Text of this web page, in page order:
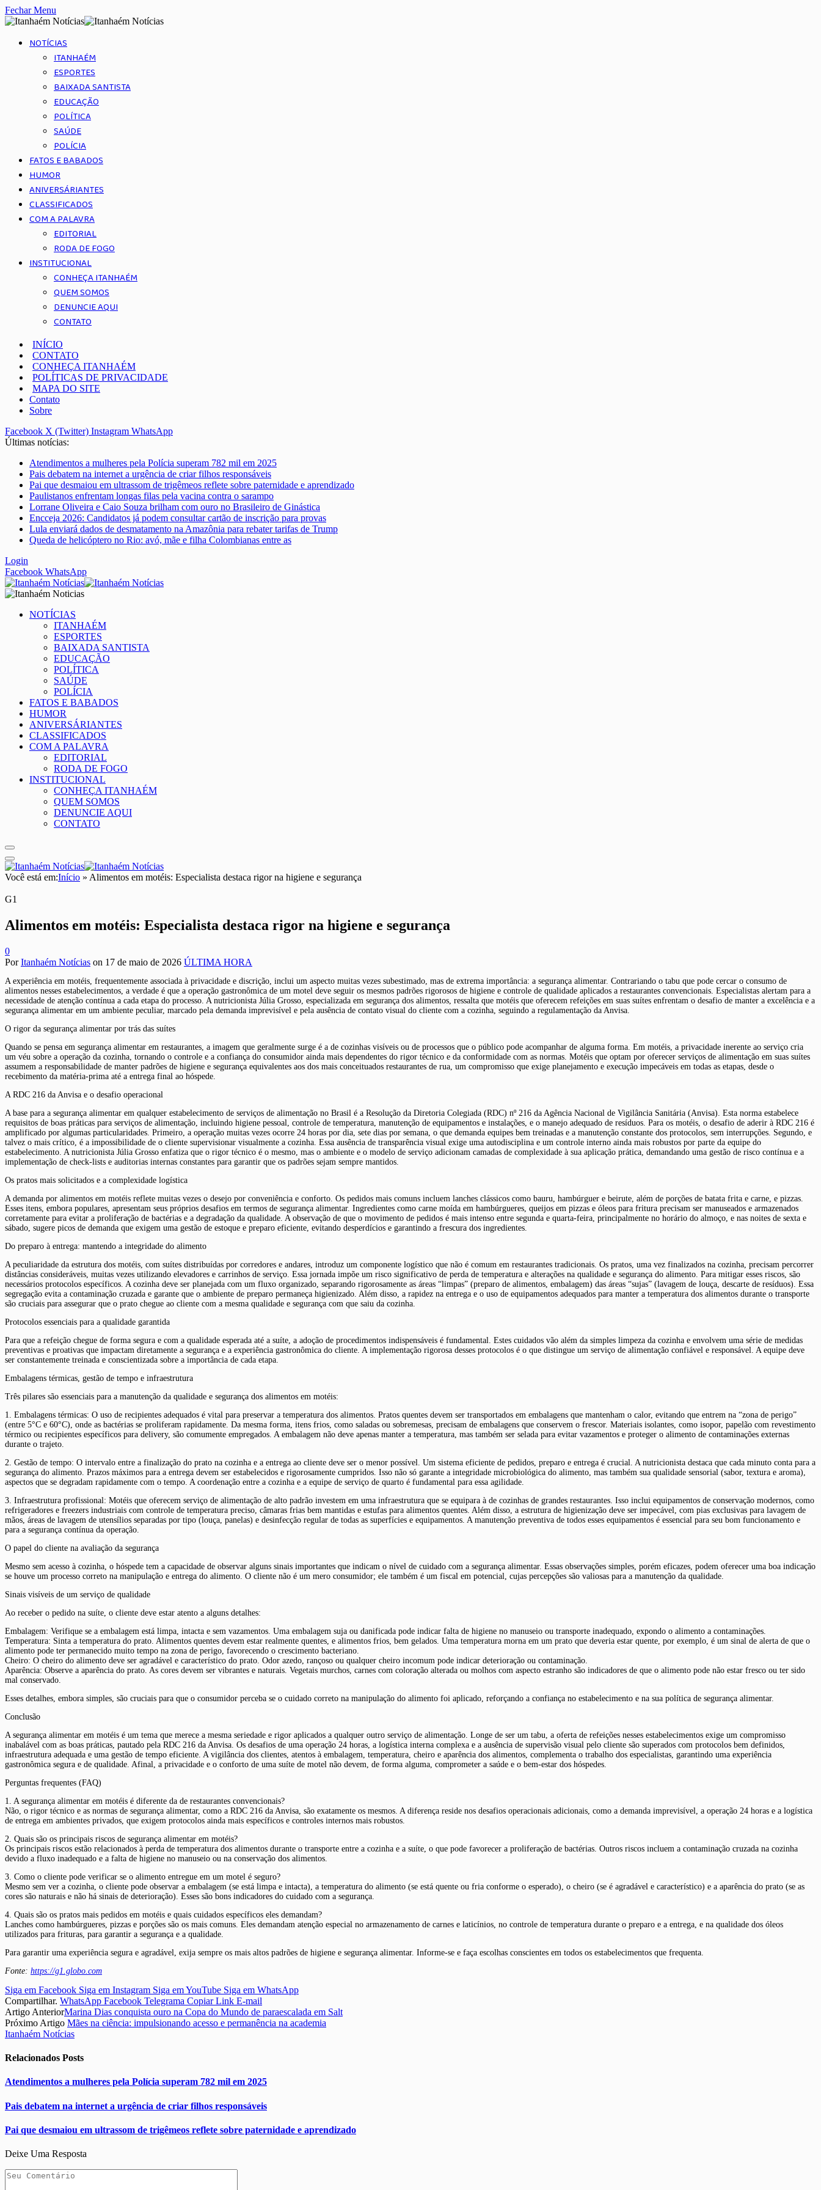
Fechar Menu
NOTÍCIAS
ITANHAÉM
ESPORTES
BAIXADA SANTISTA
EDUCAÇÃO
POLÍTICA
SAÚDE
POLÍCIA
FATOS E BABADOS
HUMOR
ANIVERSÁRIANTES
CLASSIFICADOS
COM A PALAVRA
EDITORIAL
RODA DE FOGO
INSTITUCIONAL
CONHEÇA ITANHAÉM
QUEM SOMOS
DENUNCIE AQUI
CONTATO
INÍCIO
CONTATO
CONHEÇA ITANHAÉM
POLÍTICAS DE PRIVACIDADE
MAPA DO SITE
Contato
Sobre
Facebook X (Twitter) Instagram WhatsApp
Últimas notícias:
Atendimentos a mulheres pela Polícia superam 782 mil em 2025
Pais debatem na internet a urgência de criar filhos responsáveis
Pai que desmaiou em ultrassom de trigêmeos reflete sobre paternidade e aprendizado
Paulistanos enfrentam longas filas pela vacina contra o sarampo
Lorrane Oliveira e Caio Souza brilham com ouro no Brasileiro de Ginástica
Encceja 2026: Candidatos já podem consultar cartão de inscrição para provas
Lula enviará dados de desmatamento na Amazônia para rebater tarifas de Trump
Queda de helicóptero no Rio: avó, mãe e filha Colombianas entre as
Login
Facebook WhatsApp
NOTÍCIAS
ITANHAÉM
ESPORTES
BAIXADA SANTISTA
EDUCAÇÃO
POLÍTICA
SAÚDE
POLÍCIA
FATOS E BABADOS
HUMOR
ANIVERSÁRIANTES
CLASSIFICADOS
COM A PALAVRA
EDITORIAL
RODA DE FOGO
INSTITUCIONAL
CONHEÇA ITANHAÉM
QUEM SOMOS
DENUNCIE AQUI
CONTATO
Você está em:Início » Alimentos em motéis: Especialista destaca rigor na higiene e segurança
G1
Alimentos em motéis: Especialista destaca rigor na higiene e segurança
0
PorItanhaém Notícias on 17 de maio de 2026 ÚLTIMA HORA
A experiência em motéis, frequentemente associada à privacidade e discrição, inclui um aspecto muitas vezes subestimado, mas de extrema importância: a segurança alimentar. Contrariando o tabu que pode cercar o consumo de
alimentos nesses estabelecimentos, a verdade é que a operação gastronômica de um motel deve seguir os mesmos padrões rigorosos de higiene e controle de qualidade aplicados a restaurantes convencionais. Especialistas alertam para a
necessidade de atenção contínua a cada etapa do processo. A nutricionista Júlia Grosso, especializada em segurança dos alimentos, ressalta que motéis que oferecem refeições em suas suítes enfrentam o desafio de manter a excelência e a
segurança alimentar em um ambiente peculiar, marcado pela demanda imprevisível e pela ausência de contato visual do cliente com a cozinha, seguindo a regulamentação da Anvisa.
O rigor da segurança alimentar por trás das suítes
Quando se pensa em segurança alimentar em restaurantes, a imagem que geralmente surge é a de cozinhas visíveis ou de processos que o público pode acompanhar de alguma forma. Em motéis, a privacidade inerente ao serviço cria
um véu sobre a operação da cozinha, tornando o controle e a confiança do consumidor ainda mais dependentes do rigor técnico e da conformidade com as normas. Motéis que optam por oferecer serviços de alimentação em suas suítes
assumem a responsabilidade de manter padrões de higiene e segurança equivalentes aos dos mais conceituados restaurantes de rua, um compromisso que exige planejamento e execução impecáveis em todas as etapas, desde o
recebimento da matéria-prima até a entrega final ao hóspede.
A RDC 216 da Anvisa e o desafio operacional
A base para a segurança alimentar em qualquer estabelecimento de serviços de alimentação no Brasil é a Resolução da Diretoria Colegiada (RDC) nº 216 da Agência Nacional de Vigilância Sanitária (Anvisa). Esta norma estabelece
requisitos de boas práticas para serviços de alimentação, incluindo higiene pessoal, controle de temperatura, manutenção de equipamentos e instalações, e o manejo adequado de resíduos. Para os motéis, o desafio de aderir à RDC 216 é
amplificado por algumas particularidades. Primeiro, a operação muitas vezes ocorre 24 horas por dia, sete dias por semana, o que demanda equipes bem treinadas e a manutenção constante dos protocolos, sem interrupções. Segundo, e
talvez o mais crítico, é a impossibilidade de o cliente supervisionar visualmente a cozinha. Essa ausência de transparência visual exige uma autodisciplina e um controle interno ainda mais robustos por parte da equipe do
estabelecimento. A nutricionista Júlia Grosso enfatiza que o rigor técnico é o mesmo, mas o ambiente e o modelo de serviço adicionam camadas de complexidade à sua aplicação prática, demandando uma gestão de risco contínua e a
implementação de check-lists e auditorias internas constantes para garantir que os padrões sejam sempre mantidos.
Os pratos mais solicitados e a complexidade logística
A demanda por alimentos em motéis reflete muitas vezes o desejo por conveniência e conforto. Os pedidos mais comuns incluem lanches clássicos como bauru, hambúrguer e beirute, além de porções de batata frita e carne, e pizzas.
Esses itens, embora populares, apresentam seus próprios desafios em termos de segurança alimentar. Ingredientes como carne moída em hambúrgueres, queijos em pizzas e óleos para fritura precisam ser manuseados e armazenados
corretamente para evitar a proliferação de bactérias e a degradação da qualidade. A observação de que o movimento de pedidos é mais intenso entre segunda e quarta-feira, principalmente no horário do almoço, e nas noites de sexta e
sábado, sugere picos de demanda que exigem uma gestão de estoque e preparo eficiente, evitando desperdícios e garantindo a frescura dos ingredientes.
Do preparo à entrega: mantendo a integridade do alimento
A peculiaridade da estrutura dos motéis, com suítes distribuídas por corredores e andares, introduz um componente logístico que não é comum em restaurantes tradicionais. Os pratos, uma vez finalizados na cozinha, precisam percorrer
distâncias consideráveis, muitas vezes utilizando elevadores e carrinhos de serviço. Essa jornada impõe um risco significativo de perda de temperatura e alterações na qualidade e segurança do alimento. Para mitigar esses riscos, são
necessários protocolos específicos. A cozinha deve ser planejada com um fluxo organizado, separando rigorosamente as áreas “limpas” (preparo de alimentos, embalagem) das áreas “sujas” (lavagem de louça, descarte de resíduos). Essa
segregação evita a contaminação cruzada e garante que o ambiente de preparo permaneça higienizado. Além disso, a rapidez na entrega e o uso de equipamentos adequados para manter a temperatura dos alimentos durante o transporte
são cruciais para assegurar que o prato chegue ao cliente com a mesma qualidade e segurança com que saiu da cozinha.
Protocolos essenciais para a qualidade garantida
Para que a refeição chegue de forma segura e com a qualidade esperada até a suíte, a adoção de procedimentos indispensáveis é fundamental. Estes cuidados vão além da simples limpeza da cozinha e envolvem uma série de medidas
preventivas e proativas que impactam diretamente a segurança e a experiência gastronômica do cliente. A implementação rigorosa desses protocolos é o que distingue um serviço de alimentação confiável e responsável. A equipe deve
ser constantemente treinada e conscientizada sobre a importância de cada etapa.
Embalagens térmicas, gestão de tempo e infraestrutura
Três pilares são essenciais para a manutenção da qualidade e segurança dos alimentos em motéis:
1. Embalagens térmicas: O uso de recipientes adequados é vital para preservar a temperatura dos alimentos. Pratos quentes devem ser transportados em embalagens que mantenham o calor, evitando que entrem na “zona de perigo”
(entre 5°C e 60°C), onde as bactérias se proliferam rapidamente. Da mesma forma, itens frios, como saladas ou sobremesas, precisam de embalagens que conservem o frescor. Materiais isolantes, como isopor, papelão com revestimento
térmico ou recipientes específicos para delivery, são comumente empregados. A embalagem não deve apenas manter a temperatura, mas também ser selada para evitar vazamentos e proteger o alimento de contaminações externas
durante o trajeto.
2. Gestão de tempo: O intervalo entre a finalização do prato na cozinha e a entrega ao cliente deve ser o menor possível. Um sistema eficiente de pedidos, preparo e entrega é crucial. A nutricionista destaca que cada minuto conta para a
segurança do alimento. Prazos máximos para a entrega devem ser estabelecidos e rigorosamente cumpridos. Isso não só garante a integridade microbiológica do alimento, mas também sua qualidade sensorial (sabor, textura e aroma),
aspectos que se degradam rapidamente com o tempo. A coordenação entre a cozinha e a equipe de serviço de quarto é fundamental para essa agilidade.
3. Infraestrutura profissional: Motéis que oferecem serviço de alimentação de alto padrão investem em uma infraestrutura que se equipara à de cozinhas de grandes restaurantes. Isso inclui equipamentos de conservação modernos, como
refrigeradores e freezers industriais com controle de temperatura preciso, câmaras frias bem mantidas e estufas para alimentos quentes. Além disso, a estrutura de higienização deve ser impecável, com pias exclusivas para lavagem de
mãos, áreas de lavagem de utensílios separadas por tipo (louça, panelas) e desinfecção regular de todas as superfícies e equipamentos. A manutenção preventiva de todos esses equipamentos é essencial para seu bom funcionamento e
para a segurança contínua da operação.
O papel do cliente na avaliação da segurança
Mesmo sem acesso à cozinha, o hóspede tem a capacidade de observar alguns sinais importantes que indicam o nível de cuidado com a segurança alimentar. Essas observações simples, porém eficazes, podem oferecer uma boa indicação
se houve um processo correto na manipulação e entrega do alimento. O cliente não é um mero consumidor; ele também é um fiscal em potencial, cujas percepções são valiosas para a manutenção da qualidade.
Sinais visíveis de um serviço de qualidade
Ao receber o pedido na suíte, o cliente deve estar atento a alguns detalhes:
Embalagem: Verifique se a embalagem está limpa, intacta e sem vazamentos. Uma embalagem suja ou danificada pode indicar falta de higiene no manuseio ou transporte inadequado, expondo o alimento a contaminações.
Temperatura: Sinta a temperatura do prato. Alimentos quentes devem estar realmente quentes, e alimentos frios, bem gelados. Uma temperatura morna em um prato que deveria estar quente, por exemplo, é um sinal de alerta de que o
alimento pode ter permanecido muito tempo na zona de perigo, favorecendo o crescimento bacteriano.
Cheiro: O cheiro do alimento deve ser agradável e característico do prato. Odor azedo, rançoso ou qualquer cheiro incomum pode indicar deterioração ou contaminação.
Aparência: Observe a aparência do prato. As cores devem ser vibrantes e naturais. Vegetais murchos, carnes com coloração alterada ou molhos com aspecto estranho são indicadores de que o alimento pode não estar fresco ou ter sido
mal conservado.
Esses detalhes, embora simples, são cruciais para que o consumidor perceba se o cuidado correto na manipulação do alimento foi aplicado, reforçando a confiança no estabelecimento e na sua política de segurança alimentar.
Conclusão
A segurança alimentar em motéis é um tema que merece a mesma seriedade e rigor aplicados a qualquer outro serviço de alimentação. Longe de ser um tabu, a oferta de refeições nesses estabelecimentos exige um compromisso
inabalável com as boas práticas, pautado pela RDC 216 da Anvisa. Os desafios de uma operação 24 horas, a logística interna complexa e a ausência de supervisão visual pelo cliente são superados com protocolos bem definidos,
infraestrutura adequada e uma gestão de tempo eficiente. A vigilância dos clientes, atentos à embalagem, temperatura, cheiro e aparência dos alimentos, complementa o trabalho dos especialistas, garantindo uma experiência
gastronômica segura e de qualidade. Afinal, a privacidade e o conforto de uma suíte de motel não devem, de forma alguma, comprometer a saúde e o bem-estar dos hóspedes.
Perguntas frequentes (FAQ)
1. A segurança alimentar em motéis é diferente da de restaurantes convencionais?
Não, o rigor técnico e as normas de segurança alimentar, como a RDC 216 da Anvisa, são exatamente os mesmos. A diferença reside nos desafios operacionais adicionais, como a demanda imprevisível, a operação 24 horas e a logística
de entrega em ambientes privados, que exigem protocolos ainda mais específicos e controles internos mais robustos.
2. Quais são os principais riscos de segurança alimentar em motéis?
Os principais riscos estão relacionados à perda de temperatura dos alimentos durante o transporte entre a cozinha e a suíte, o que pode favorecer a proliferação de bactérias. Outros riscos incluem a contaminação cruzada na cozinha
devido a fluxo inadequado e a falta de higiene no manuseio ou na conservação dos alimentos.
3. Como o cliente pode verificar se o alimento entregue em um motel é seguro?
Mesmo sem ver a cozinha, o cliente pode observar a embalagem (se está limpa e intacta), a temperatura do alimento (se está quente ou fria conforme o esperado), o cheiro (se é agradável e característico) e a aparência do prato (se as
cores são naturais e não há sinais de deterioração). Esses são bons indicadores do cuidado com a segurança.
4. Quais são os pratos mais pedidos em motéis e quais cuidados específicos eles demandam?
Lanches como hambúrgueres, pizzas e porções são os mais comuns. Eles demandam atenção especial no armazenamento de carnes e laticínios, no controle de temperatura durante o preparo e a entrega, e na qualidade dos óleos
utilizados para frituras, para garantir a segurança e a qualidade.
Para garantir uma experiência segura e agradável, exija sempre os mais altos padrões de higiene e segurança alimentar. Informe-se e faça escolhas conscientes em todos os estabelecimentos que frequenta.
Fonte: https://g1.globo.com
Siga em Facebook Siga em Instagram Siga em YouTube Siga em WhatsApp
Compartilhar. WhatsApp Facebook Telegrama Copiar Link E-mail
Artigo AnteriorMarina Dias conquista ouro na Copa do Mundo de paraescalada em Salt
Próximo Artigo Mães na ciência: impulsionando acesso e permanência na academia
Itanhaém Notícias
Relacionados Posts
Atendimentos a mulheres pela Polícia superam 782 mil em 2025
Pais debatem na internet a urgência de criar filhos responsáveis
Pai que desmaiou em ultrassom de trigêmeos reflete sobre paternidade e aprendizado
Deixe Uma Resposta